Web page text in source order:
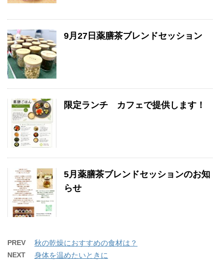
9月27日薬膳茶ブレンドセッション
限定ランチ カフェで提供します！
5月薬膳茶ブレンドセッションのお知
らせ
PREV 秋の乾燥におすすめの食材は？
NEXT 身体を温めたいときに